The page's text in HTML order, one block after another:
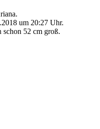
um 20:27 Uhr.
52 cm groß.